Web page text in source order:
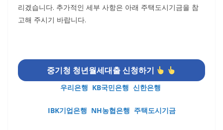
리겠습니다. 추가적인 세부 사항은 아래 주택도시기금을 참
고해 주시기 바랍니다.
중기청 청년월세대출 신청하기
우리은행 KB국민은행 신한은행
IBK기업은행 NH농협은행 주택도시기금